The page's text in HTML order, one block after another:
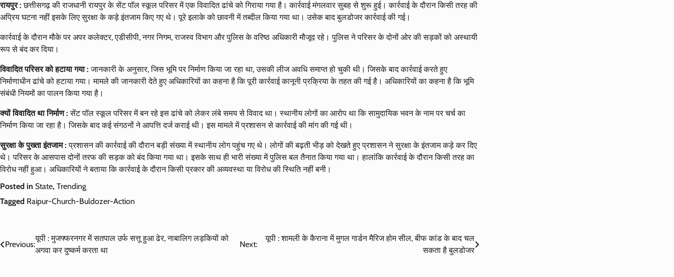
रायपुर :छत्तीसगढ़ की राजधानी रायपुर के सेंट पॉल स्कूल परिसर में एक विवादित ढांचे को गिराया गया है। कार्रवाई मंगलवार सुबह से शुरू हुई। कार्रवाई के दौरान किसी तरह की
अप्रिय घटना नहीं इसके लिए सुरक्षा के कड़े इंतजाम किए गए थे। पूरे इलाके को छावनी में तब्दील किया गया था। उसेक बाद बुलडोजर कार्रवाई की गई।
कार्रवाई के दौरान मौके पर अपर कलेक्टर, एडीसीपी, नगर निगम, राजस्व विभाग और पुलिस के वरिष्ठ अधिकारी मौजूद रहे। पुलिस ने परिसर के दोनों ओर की सड़कों को अस्थायी
रूप से बंद कर दिया।
विवादित परिसर को हटाया गया :जानकारी के अनुसार, जिस भूमि पर निर्माण किया जा रहा था, उसकी लीज अवधि समाप्त हो चुकी थी। जिसके बाद कार्रवाई करते हुए
निर्माणाधीन ढांचे को हटाया गया। मामले की जानकारी देते हुए अधिकारियों का कहना है कि पूरी कार्रवाई कानूनी प्रक्रिया के तहत की गई है। अधिकारियों का कहना है कि भूमि
संबंधी नियमों का पालन किया गया है।
क्यों विवादित था निर्माण : सेंट पॉल स्कूल परिसर में बन रहे इस ढांचे को लेकर लंबे समय से विवाद था। स्थानीय लोगों का आरोप था कि सामुदायिक भवन के नाम पर चर्च का
निर्माण किया जा रहा है। जिसके बाद कई संगठनों ने आपत्ति दर्ज कराई थी। इस मामले में प्रशासन से कार्रवाई की मांग की गई थी।
सुरक्षा के पुख्ता इंतजाम :प्रशासन की कार्रवाई की दौरान बड़ी संख्या में स्थानीय लोग पहुंच गए थे। लोगों की बढ़ती भीड़ को देखते हुए प्रशासन ने सुरक्षा के इंतजाम कड़े कर दिए
थे। परिसर के आसपास दोनों तरफ की सड़क को बंद किया गया था। इसके साथ ही भारी संख्या में पुलिस बल तैनात किया गया था। हालांकि कार्रवाई के दौरान किसी तरह का
विरोध नहीं हुआ। अधिकारियों ने बताया कि कार्रवाई के दौरान किसी प्रकार की अव्यवस्था या विरोध की स्थिति नहीं बनी।
Posted in State, Trending
Tagged Raipur-Church-Buldozer-Action
Post
Previous:
यूपी : मुजफ्फरनगर में सतपाल उर्फ सत्तू हुआ ढेर, नाबालिग लड़कियों को
अगवा कर दुष्कर्म करता था
Next:
यूपी : शामली के कैराना में मुगल गार्डन मैरिज होम सील, बीफ कांड के बाद चल
सकता है बुलडोजर